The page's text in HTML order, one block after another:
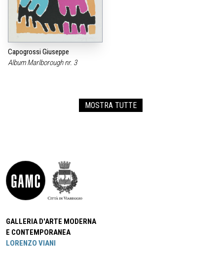
Capogrossi Giuseppe
Album Marlborough nr. 3
MOSTRA TUTTE
GALLERIA D'ARTE MODERNA
E CONTEMPORANEA
LORENZO VIANI